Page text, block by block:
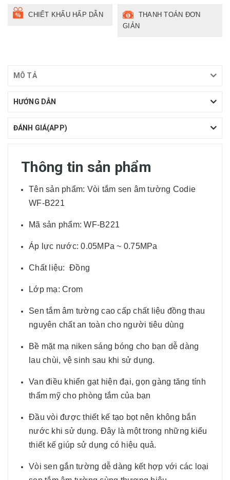
CHIẾT KHẤU HẤP DẪN
THANH TOÁN ĐƠN
GIẢN
MÔ TẢ
HƯỚNG DẪN
ĐÁNH GIÁ(APP)
Thông tin sản phẩm
Tên sản phẩm: Vòi tắm sen âm tường Codie
WF-B221
Mã sản phẩm: WF-B221
Áp lực nước: 0.05MPa ~ 0.75MPa
Chất liệu: Đồng
Lớp mạ: Crom
Sen tắm âm tường cao cấp chất liệu đồng thau
nguyên chất an toàn cho người tiêu dùng
Bề mặt mạ niken sáng bóng cho bạn dễ dàng
lau chùi, vệ sinh sau khi sử dụng.
Van điều khiển gạt hiện đại, gọn gàng tăng tính
thẩm mỹ cho phòng tắm của bạn
Đầu vòi được thiết kế tạo bọt nên không bắn
nước khi sử dụng. Đây là một trong những kiểu
thiết kế giúp sử dụng có hiệu quả.
Vòi sen gắn tường dễ dàng kết hợp với các loại